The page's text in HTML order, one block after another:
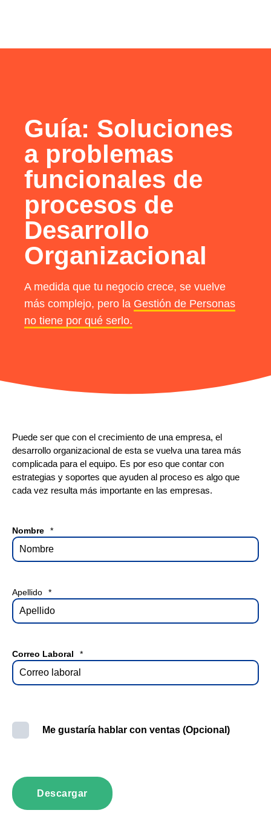
Guía: Soluciones
a problemas
funcionales de
procesos de
Desarrollo
Organizacional
A medida que tu negocio crece, se vuelve
más complejo, pero la Gestión de Personas
no tiene por qué serlo.
Puede ser que con el crecimiento de una empresa, el
desarrollo organizacional de esta se vuelva una tarea más
complicada para el equipo. Es por eso que contar con
estrategias y soportes que ayuden al proceso es algo que
cada vez resulta más importante en las empresas.
Nombre *
Apellido *
Correo Laboral *
Me gustaría hablar con ventas (Opcional)